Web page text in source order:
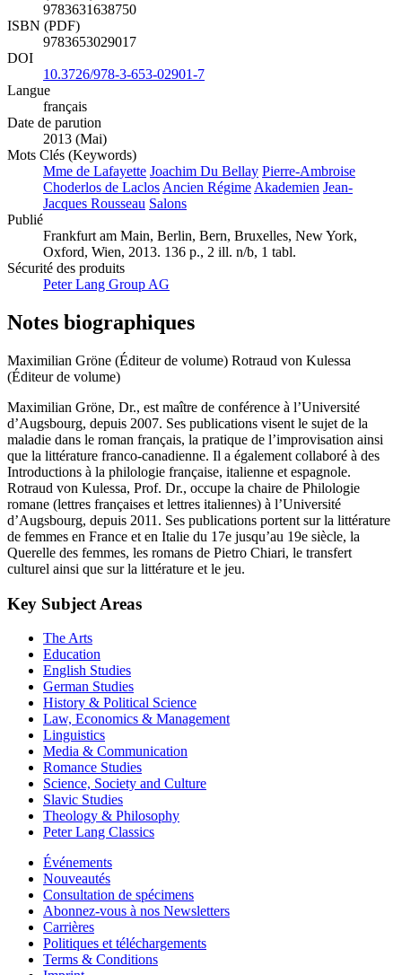
9783631638750
ISBN (PDF)
9783653029017
DOI
10.3726/978-3-653-02901-7
Langue
français
Date de parution
2013 (Mai)
Mots Clés (Keywords)
Mme de Lafayette Joachim Du Bellay Pierre-Ambroise
Choderlos de Laclos Ancien Régime Akademien Jean-
Jacques Rousseau Salons
Publié
Frankfurt am Main, Berlin, Bern, Bruxelles, New York,
Oxford, Wien, 2013. 136 p., 2 ill. n/b, 1 tabl.
Sécurité des produits
Peter Lang Group AG
Notes biographiques
Maximilian Gröne (Éditeur de volume) Rotraud von Kulessa
(Éditeur de volume)
Maximilian Gröne, Dr., est maître de conférence à l’Université
d’Augsbourg, depuis 2007. Ses publications visent le sujet de la
maladie dans le roman français, la pratique de l’improvisation ainsi
que la littérature franco-canadienne. Il a également collaboré à des
Introductions à la philologie française, italienne et espagnole.
Rotraud von Kulessa, Prof. Dr., occupe la chaire de Philologie
romane (lettres françaises et lettres italiennes) à l’Université
d’Augsbourg, depuis 2011. Ses publications portent sur la littérature
de femmes en France et en Italie du 17e jusqu’au 19e siècle, la
Querelle des femmes, les romans de Pietro Chiari, le transfert
culturel ainsi que sur la littérature et le jeu.
Key Subject Areas
The Arts
Education
English Studies
German Studies
History & Political Science
Law, Economics & Management
Linguistics
Media & Communication
Romance Studies
Science, Society and Culture
Slavic Studies
Theology & Philosophy
Peter Lang Classics
Événements
Nouveautés
Consultation de spécimens
Abonnez-vous à nos Newsletters
Carrières
Politiques et téléchargements
Terms & Conditions